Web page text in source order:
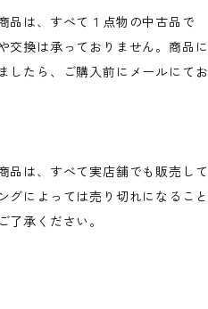
品は、すべて１点物の中古品で
交換は承っておりません。商品に
したら、ご購入前にメールにてお
品は、すべて実店舗でも販売して
グによっては売り切れになること
了承ください。